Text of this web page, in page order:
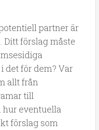
partner är
Ditt förslag måste
det för dem? Var
allt från
till
eventuella
förslag som